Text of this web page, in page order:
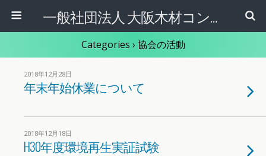
一般社団法人 大阪木材コンビナート協会
Categories › 協会の活動
2018年12月28日
年末年始休業について
2018年12月18日
H30年度環境再生実証試験